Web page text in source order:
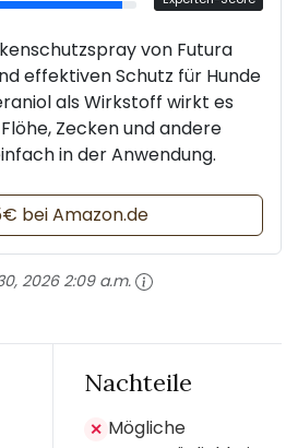
von Futura
effektiven Schutz für Hunde
als Wirkstoff wirkt es
Zecken und andere
in der Anwendung.
bei Amazon.de
2026 2:09 a.m.
Nachteile
✕ Mögliche